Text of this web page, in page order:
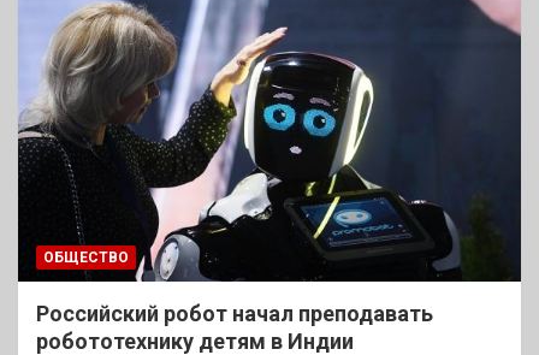
ОБЩЕСТВО
Российский робот начал преподавать
робототехнику детям в Индии